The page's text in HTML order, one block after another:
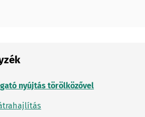
nyújtás törölközővel